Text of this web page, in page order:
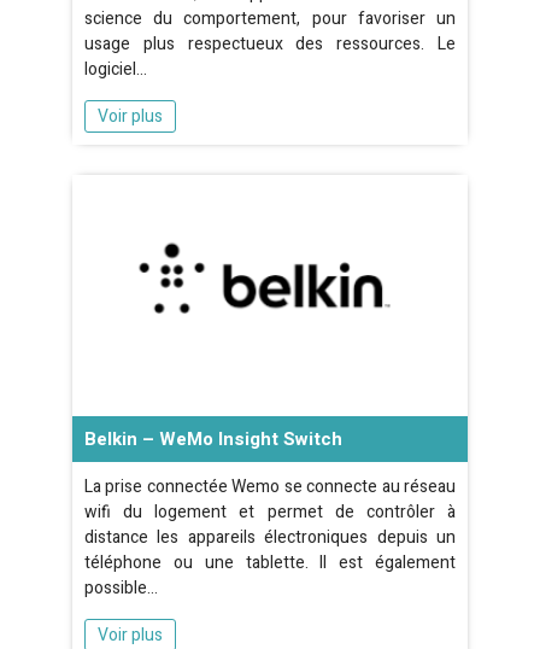
science du comportement, pour favoriser un
usage plus respectueux des ressources. Le
logiciel…
Voir plus
Belkin – WeMo Insight Switch
La prise connectée Wemo se connecte au réseau
wifi du logement et permet de contrôler à
distance les appareils électroniques depuis un
téléphone ou une tablette. Il est également
possible…
Voir plus